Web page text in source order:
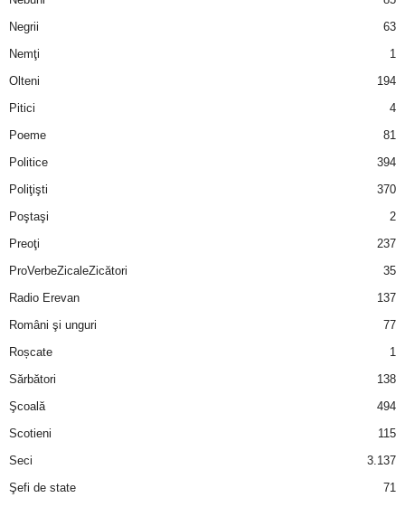
Negrii
63
Nemţi
1
Olteni
194
Pitici
4
Poeme
81
Politice
394
Poliţişti
370
Poştaşi
2
Preoţi
237
ProVerbeZicaleZicători
35
Radio Erevan
137
Români şi unguri
77
Roșcate
1
Sărbători
138
Şcoală
494
Scotieni
115
Seci
3.137
Şefi de state
71